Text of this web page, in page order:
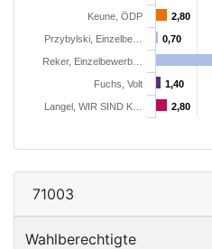
2,80
2,80
0,70
0,70
1,40
1,40
2,80
2,80
Keune, ÖDP
Przybylski, Einzelbe…
Reker, Einzelbewerb…
Fuchs, Volt
Langel, WIR SIND K…
71003
Wahlberechtigte